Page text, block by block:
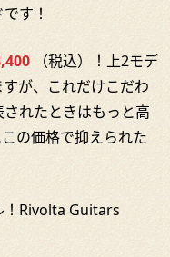
す！
（税込）！上2モデ
が、これだけこだわ
れたときはもっと高
の価格で抑えられた
！Rivolta Guitars